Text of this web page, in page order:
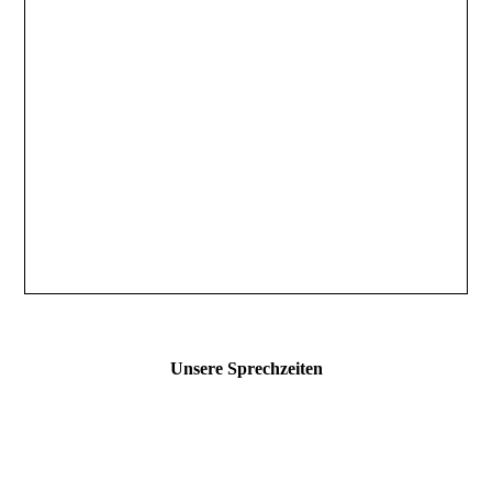
Unsere Sprechzeiten